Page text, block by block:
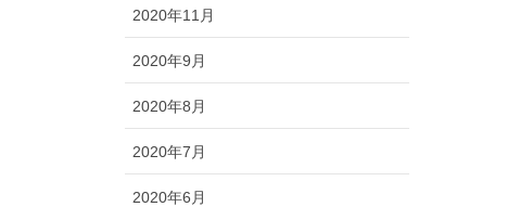
2020年11月
2020年9月
2020年8月
2020年7月
2020年6月